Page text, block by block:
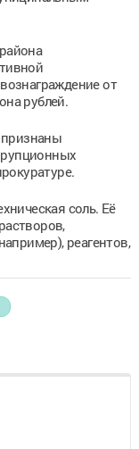
от
рублей.
признаны
соль. Её
реагентов,